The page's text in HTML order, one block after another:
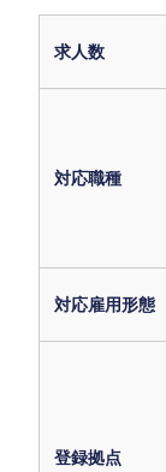
求人数
対応職種
対応雇用形態
登録拠点